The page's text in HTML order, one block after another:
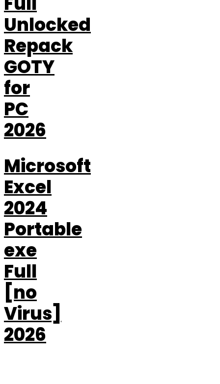
Unlocked
Repack
GOTY
for
PC
2026
Microsoft
Excel
2024
Portable
exe
Full
[no
Virus]
2026